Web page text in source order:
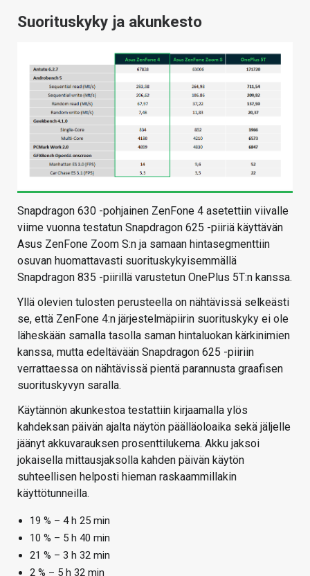
Suorituskyky ja akunkesto
Snapdragon 630 -pohjainen ZenFone 4 asetettiin viivalle
viime vuonna testatun Snapdragon 625 -piiriä käyttävän
Asus ZenFone Zoom S:n ja samaan hintasegmenttiin
osuvan huomattavasti suorituskykyisemmällä
Snapdragon 835 -piirillä varustetun OnePlus 5T:n kanssa.
Yllä olevien tulosten perusteella on nähtävissä selkeästi
se, että ZenFone 4:n järjestelmäpiirin suorituskyky ei ole
läheskään samalla tasolla saman hintaluokan kärkinimien
kanssa, mutta edeltävään Snapdragon 625 -piiriin
verrattaessa on nähtävissä pientä parannusta graafisen
suorituskyvyn saralla.
Käytännön akunkestoa testattiin kirjaamalla ylös
kahdeksan päivän ajalta näytön päälläoloaika sekä jäljelle
jäänyt akkuvarauksen prosenttilukema. Akku jaksoi
jokaisella mittausjaksolla kahden päivän käytön
suhteellisen helposti hieman raskaammillakin
käyttötunneilla.
19 % – 4 h 25 min
10 % – 5 h 40 min
21 % – 3 h 32 min
2 % – 5 h 32 min